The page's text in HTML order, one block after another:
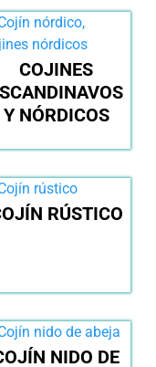
COJINES
Y NÓRDICOS
RÚSTICO
NIDO DE